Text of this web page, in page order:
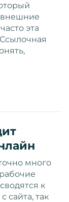
внешние
эта
много
к
сайта, так